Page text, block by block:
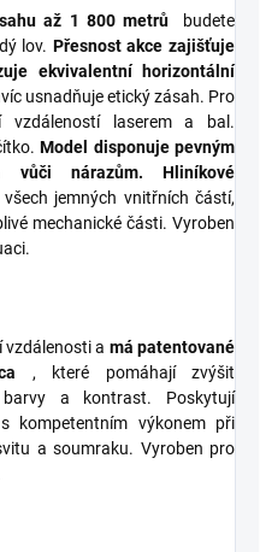
až 1 800 metrů
budete
lov. Přesnost akce zajišťuje
ekvivalentní horizontální
usnadňuje etický zásah. Pro
vzdáleností laserem a bal.
Model disponuje pevným
vůči nárazům.
Hliníkové
jemných vnitřních částí,
mechanické části. Vyroben
vzdálenosti a má patentované
, které pomáhají zvýšit
a kontrast. Poskytují
kompetentním výkonem při
a soumraku. Vyroben pro